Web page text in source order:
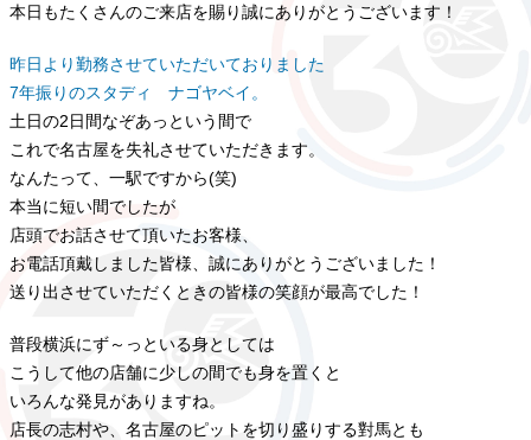
本日もたくさんのご来店を賜り誠にありがとうございます！
昨日より勤務させていただいておりました
7年振りのスタディ ナゴヤベイ。
土日の2日間なぞあっという間で
これで名古屋を失礼させていただきます。
なんたって、一駅ですから(笑)
本当に短い間でしたが
店頭でお話させて頂いたお客様、
お電話頂戴しました皆様、誠にありがとうございました！
送り出させていただくときの皆様の笑顔が最高でした！
普段横浜にず～っといる身としては
こうして他の店舗に少しの間でも身を置くと
いろんな発見がありますね。
店長の志村や、名古屋のピットを切り盛りする對馬とも